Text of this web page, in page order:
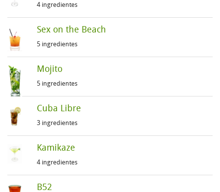
4 ingredientes
Sex on the Beach
5 ingredientes
Mojito
5 ingredientes
Cuba Libre
3 ingredientes
Kamikaze
4 ingredientes
B52